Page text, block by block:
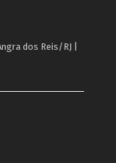
dos Reis/RJ |